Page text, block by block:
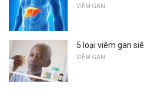
VIÊM GAN
5 loại viêm gan
VIÊM GAN